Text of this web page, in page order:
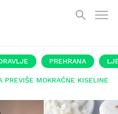
PREHRANA
MOKRAĆNE KISELINE